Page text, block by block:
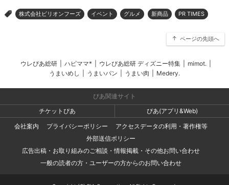
> 株式会社ビリオンフーズ イベント グルメ 新商品 PR TIMES
ページの先頭へ
ウレぴあ総研 ハピママ* ウレぴあ総研 ディズニー特集 mimot.
うまいめし
うまいパン うまい肉 Medery.
ぴあ関連サイト
チケットぴあ
ぴあ(アプリ&Web)
会社案内
プライバシーポリシー
アクセスデータの利用・著作権等
外部送信ポリシー
広告出稿・お取り組みのご相談・情報掲載・その他お問い合わせ
一般の読者の方・ユーザーの方からのお問い合わせ